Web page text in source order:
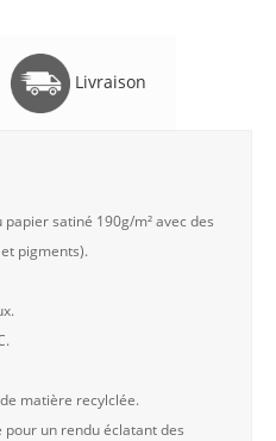
Livraison
satiné 190g/m² avec des
pigments).
matière recylclée.
un rendu éclatant des